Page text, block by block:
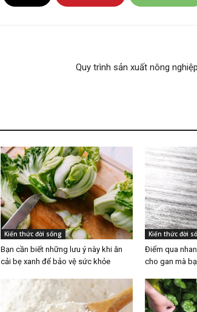
Quy trình sản xuất nông
Kiến thức đời sống
Bạn cần biết những lưu ý này khi ăn
cải bẹ xanh để bảo vệ sức khỏe
Kiến thức đời
Điểm qua
cho gan mà